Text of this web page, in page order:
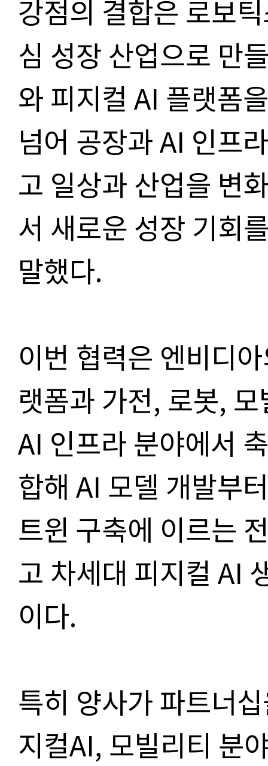
강점의 결합은 로보
심 성장 산업으로 만
와 피지컬 AI 플랫폼
넘어 공장과 AI 인프
고 일상과 산업을 변
서 새로운 성장 기회
말했다.
이번 협력은 엔비디
랫폼과 가전, 로봇,
AI 인프라 분야에서
합해 AI 모델 개발부
트윈 구축에 이르는
고 차세대 피지컬 AI
이다.
특히 양사가 파트너
지컬AI, 모빌리티 분